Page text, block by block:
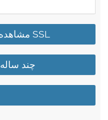
مشاهده همه گواهینامه های SSL
گواهینامه های SSL چند ساله